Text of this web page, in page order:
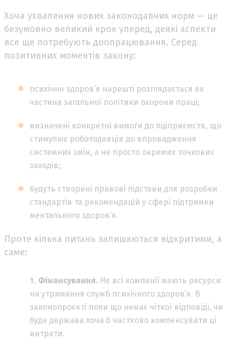
Хоча ухвалення нових законодавчих норм — це
безумовно великий крок уперед, деякі аспекти
все ще потребують доопрацювання. Серед
позитивних моментів закону:
психічне здоров’я нарешті розглядається як
частина загальної політики охорони праці;
визначені конкретні вимоги до підприємств, що
стимулює роботодавців до впровадження
системних змін, а не просто окремих точкових
заходів;
будуть створені правові підстави для розробки
стандартів та рекомендацій у сфері підтримки
ментального здоров’я.
Проте кілька питань залишаються відкритими, а
саме:
Фінансування. Не всі компанії мають ресурси
на утримання служб психічного здоров’я. В
законопроєкті поки що немає чіткої відповіді, чи
буде держава хоча б частково компенсувати ці
витрати.